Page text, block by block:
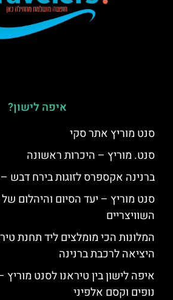
איפה לישון?
סנט מוריץ אתר סקי
סנט. מוריץ – היכרות ראשונה
ברנינה אקספרס לזוגות בירח דבש
סנט מוריץ – יעד הסיום והיהלום
השוויצריים
המלונות הכי מומלצים ליד תחנת
היציאה לרכבת ברנינה
איפה לישון בין טיראנו לסנט
נופים וקסם אלפיני